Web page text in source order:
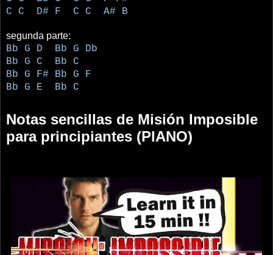
C C D# F C C A# B
segunda parte:
Bb G D Bb G Db
Bb G C Bb C
Bb G F# Bb G F
Bb G E Bb C
Notas sencillas de Misión Imposible
para principiantes (PIANO)